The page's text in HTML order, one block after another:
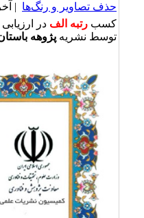
حذف تصاویر و رنگ‌ها |
کسب رتبه الف
توسط نشریه پژوهه